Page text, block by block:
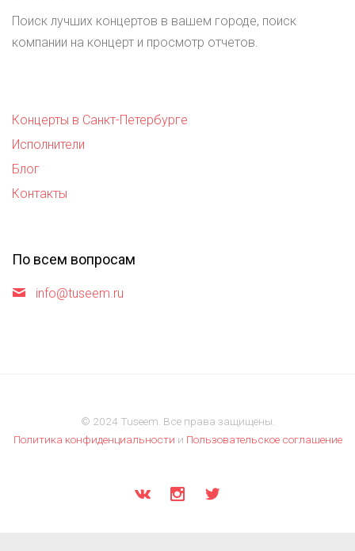
Поиск лучших концертов в вашем городе, поиск
компании на концерт и просмотр отчетов.
Концерты в Санкт-Петербурге
Исполнители
Блог
Контакты
По всем вопросам
info@tuseem.ru
© 2024 Tuseem. Все права защищены.
Политика конфиденциальности и Пользовательское соглашение